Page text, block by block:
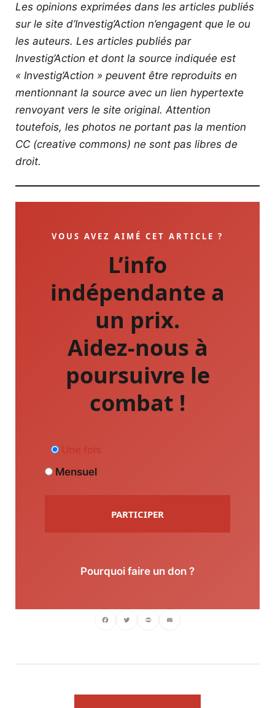
Les opinions exprimées dans les articles publiés
sur le site d’Investig’Action n’engagent que le ou
les auteurs. Les articles publiés par
Investig’Action et dont la source indiquée est
« Investig’Action » peuvent être reproduits en
mentionnant la source avec un lien hypertexte
renvoyant vers le site original. Attention
toutefois, les photos ne portant pas la mention
CC (creative commons) ne sont pas libres de
droit.
VOUS AVEZ AIMÉ CET ARTICLE ?
L’info
indépendante a
un prix.
Aidez-nous à
poursuivre le
combat !
Mensuel
PARTICIPER
Pourquoi faire un don ?